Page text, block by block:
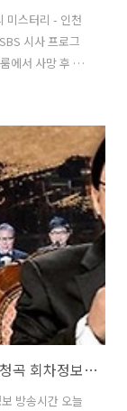
미스터리 - 인천
시사 프로그
에서 사망 후 약
었습니다. 오
연락이 두절된
러났습니다. 문
고, 생활 흔적
띄었습니다. 미
가요무대 1941회 2026년 3월 30일 3월 신청곡 회차정보 방송시간 오늘 출연진 원곡 미리보기 미리듣기 MC 사회자 김동건 방청신청 방법 주차 녹화시간
방송시간 오늘